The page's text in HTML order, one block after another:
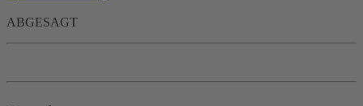
ABGESAGT